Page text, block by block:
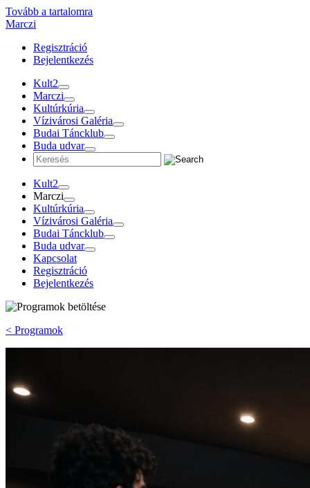
Tovább a tartalomra
Marczi
Regisztráció
Bejelentkezés
Kult2
Marczi
Kultúrkúria
Vízivárosi Galéria
Budai Táncklub
Buda udvar
Kult2
Marczi
Kultúrkúria
Vízivárosi Galéria
Budai Táncklub
Buda udvar
Kapcsolat
Regisztráció
Bejelentkezés
< Programok